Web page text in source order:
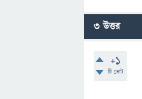
3উত্তর
+1
টি ভোট